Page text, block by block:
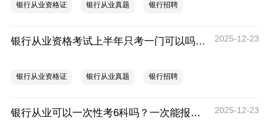
银行从业资格证 银行从业真题 银行招聘
银行从业资格考试上半年只考一门可以吗？成绩会不会作废？ 2025-12-23
银行从业资格证 银行从业真题 银行招聘
银行从业可以一次性考6科吗？一次能报几个专业？ 2025-12-23